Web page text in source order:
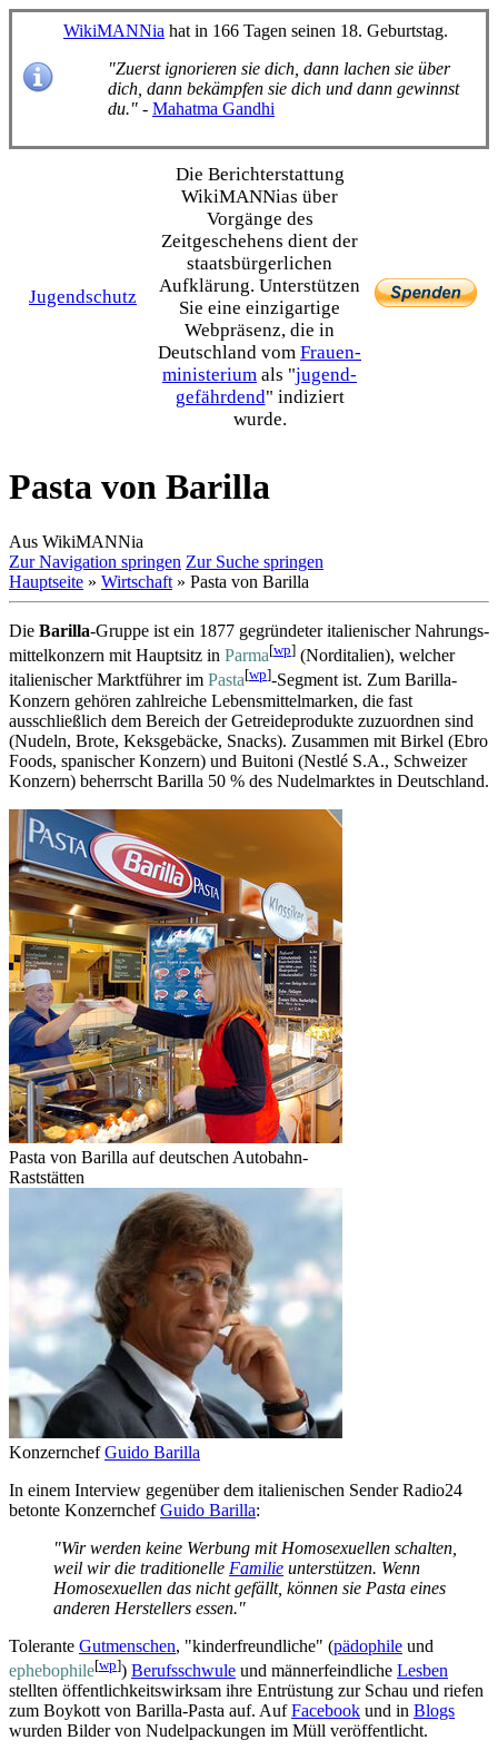
WikiMANNia hat in 166 Tagen seinen 18. Geburtstag.
"Zuerst ignorieren sie dich, dann lachen sie über
dich, dann bekämpfen sie dich und dann gewinnst
du." - Mahatma Gandhi
Jugendschutz
Die Bericht­erstattung
WikiMANNias über
Vorgänge des
Zeitgeschehens dient der
staats­bürgerlichen
Aufklärung. Unterstützen
Sie eine einzig­artige
Webpräsenz, die in
Deutschland vom Frauen­
ministerium als "jugend­
gefährdend" indiziert
wurde.
Pasta von Barilla
Aus WikiMANNia
Zur Navigation springen Zur Suche springen
Hauptseite » Wirtschaft » Pasta von Barilla
Die Barilla-Gruppe ist ein 1877 gegründeter italienischer Nahrungs­
mittel­konzern mit Hauptsitz in Parma[wp] (Norditalien), welcher
italienischer Marktführer im Pasta[wp]-Segment ist. Zum Barilla-
Konzern gehören zahlreiche Lebens­mittel­marken, die fast
ausschließlich dem Bereich der Getreide­produkte zuzuordnen sind
(Nudeln, Brote, Keksgebäcke, Snacks). Zusammen mit Birkel (Ebro
Foods, spanischer Konzern) und Buitoni (Nestlé S.A., Schweizer
Konzern) beherrscht Barilla 50 % des Nudelmarktes in Deutschland.
Pasta von Barilla auf deutschen Autobahn-
Raststätten
KonzernchefGuido Barilla
In einem Interview gegenüber dem italienischen Sender Radio24
betonte KonzernchefGuido Barilla:
"Wir werden keine Werbung mit Homosexuellen schalten,
weil wir die traditionelle Familie unterstützen. Wenn
Homosexuellen das nicht gefällt, können sie Pasta eines
anderen Herstellers essen."
Tolerante Gutmenschen, "kinder­freundliche" (pädophile und
ephebophile[wp]) Berufsschwule und männer­feindliche Lesben
stellten öffentlichkeits­wirksam ihre Entrüstung zur Schau und riefen
zum Boykott von Barilla-Pasta auf. AufFacebook und in Blogs
wurden Bilder von Nudel­packungen im Müll veröffentlicht.